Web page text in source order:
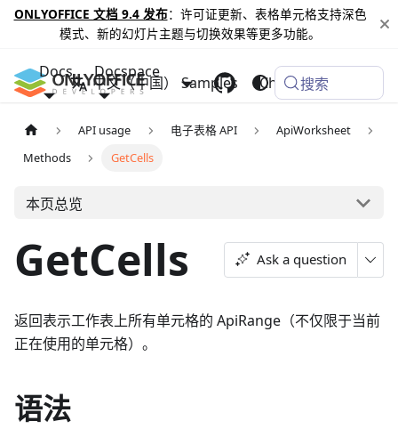
ONLYOFFICE 文档 9.4 发布：许可证更新、表格单元格支持深色
模式、新的幻灯片主题与切换效果等更多功能。
Docs Docspace
Samples Changelog
中文（中国） 搜索
API usage 电子表格 API
ApiWorksheet
Methods
GetCells
本页总览
GetCells Ask a question
返回表示工作表上所有单元格的 ApiRange（不仅限于当前
正在使用的单元格）。
语法